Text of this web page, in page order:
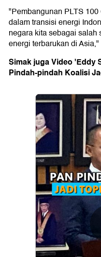
"Pembangunan PLTS
dalam transisi energi
negara kita sebagai
energi terbarukan di
Simak juga Video 'Eddy
Pindah-pindah Koalisi